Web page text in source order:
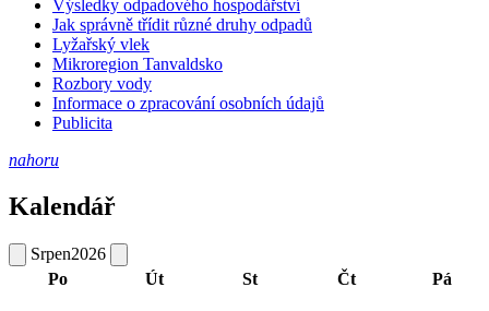
Výsledky odpadového hospodářství
Jak správně třídit různé druhy odpadů
Lyžařský vlek
Mikroregion Tanvaldsko
Rozbory vody
Informace o zpracování osobních údajů
Publicita
nahoru
Kalendář
Srpen2026
Po
Út St Čt Pá